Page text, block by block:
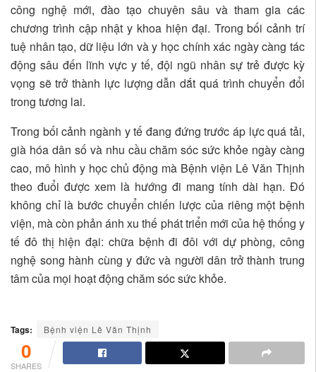
công nghệ mới, đào tạo chuyên sâu và tham gia các
chương trình cập nhật y khoa hiện đại. Trong bối cảnh trí
tuệ nhân tạo, dữ liệu lớn và y học chính xác ngày càng tác
động sâu đến lĩnh vực y tế, đội ngũ nhân sự trẻ được kỳ
vọng sẽ trở thành lực lượng dẫn dắt quá trình chuyển đổi
trong tương lai.
Trong bối cảnh ngành y tế đang đứng trước áp lực quá tải,
già hóa dân số và nhu cầu chăm sóc sức khỏe ngày càng
cao, mô hình y học chủ động mà Bệnh viện Lê Văn Thịnh
theo đuổi được xem là hướng đi mang tính dài hạn. Đó
không chỉ là bước chuyển chiến lược của riêng một bệnh
viện, mà còn phản ánh xu thế phát triển mới của hệ thống y
tế đô thị hiện đại: chữa bệnh đi đôi với dự phòng, công
nghệ song hành cùng y đức và người dân trở thành trung
tâm của mọi hoạt động chăm sóc sức khỏe.
Tags: Bệnh viện Lê Văn Thịnh
0
SHARES